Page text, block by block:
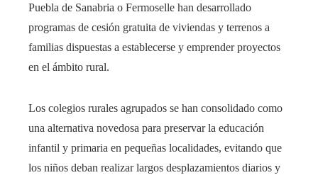
Puebla de Sanabria o Fermoselle han desarrollado
programas de cesión gratuita de viviendas y terrenos a
familias dispuestas a establecerse y emprender proyectos
en el ámbito rural.
Los colegios rurales agrupados se han consolidado como
una alternativa novedosa para preservar la educación
infantil y primaria en pequeñas localidades, evitando que
los niños deban realizar largos desplazamientos diarios y